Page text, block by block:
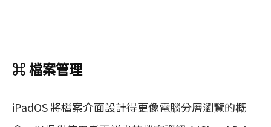
⌘ 檔案管理
iPadOS 將檔案介面設計得更像電腦分層瀏覽的概